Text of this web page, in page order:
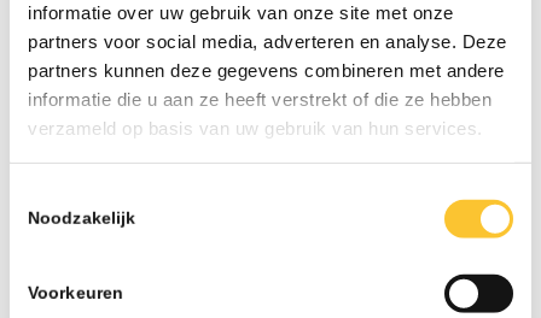
informatie over uw gebruik van onze site met onze
partners voor social media, adverteren en analyse. Deze
partners kunnen deze gegevens combineren met andere
informatie die u aan ze heeft verstrekt of die ze hebben
verzameld op basis van uw gebruik van hun services.
Noodzakelijk
Voorkeuren
augustus 2024
juli 2024
juni 2024
april 2024
maart 2024
januari 2024
oktober 2023